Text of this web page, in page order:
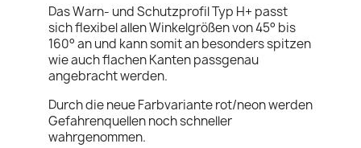
Das Warn- und Schutzprofil Typ H+ passt
sich flexibel allen Winkelgrößen von 45° bis
160° an und kann somit an besonders spitzen
wie auch flachen Kanten passgenau
angebracht werden.
Durch die neue Farbvariante rot/neon werden
Gefahrenquellen noch schneller
wahrgenommen.